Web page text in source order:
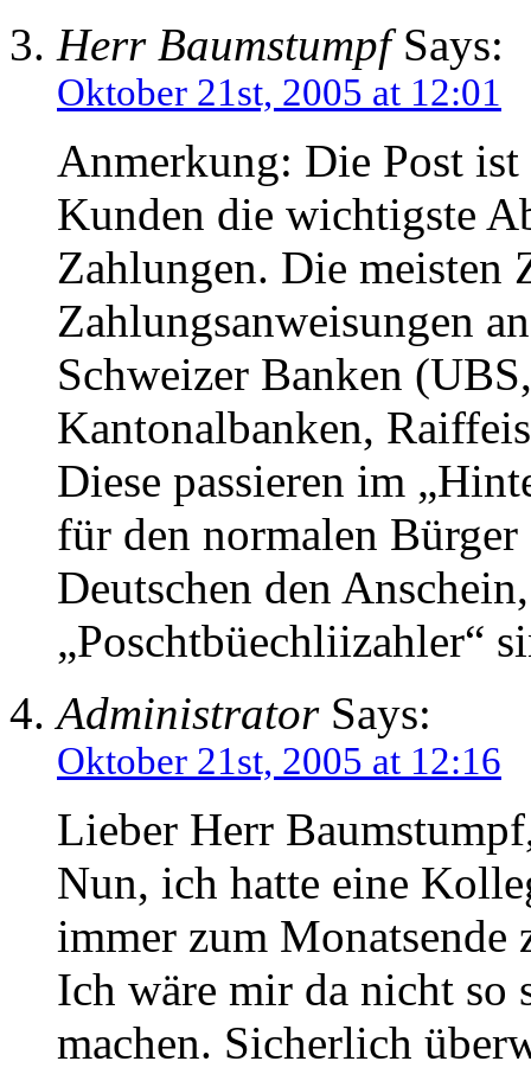
Herr BaumstumpfSays:
Oktober 21st, 2005 at 12:01
Anmerkung: Die Post
Kunden die wichtigste
Zahlungen. Die meisten
Zahlungsanweisungen
Schweizer Banken
Kantonalbanken,
Diese passieren im
für den normalen
Deutschen den
„Poschtbüechliizahler“
AdministratorSays:
Oktober 21st, 2005 at 12:16
Lieber Herr
Nun, ich hatte eine
immer zum Monatsende
Ich wäre mir da nicht so
machen. Sicherlich